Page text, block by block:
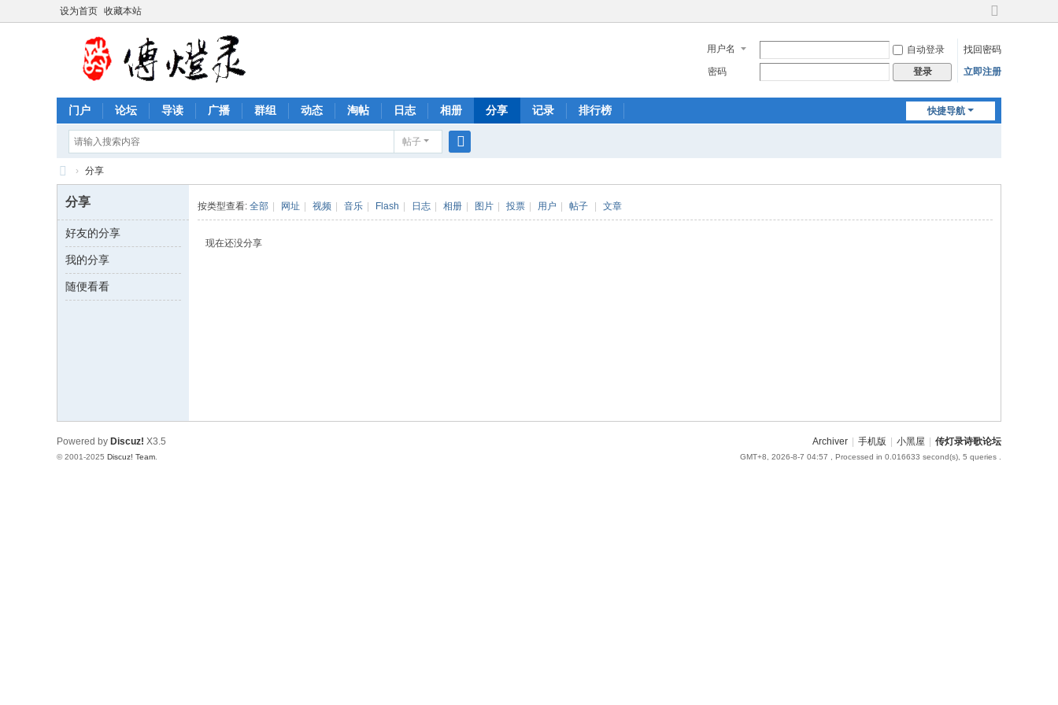
设为首页 收藏本站
切
到
宽
用户名 自动登录
找回密码
密码
登录 立即注册
快捷导航
门户 论坛 导读 广播 群组 动态 淘帖 日志 相册 分享 记录 排行榜
帖子
索
传
灯
录
诗
歌
› 分享
分享
好友的分享
我的分享
随便看看
按类型查看: 全部 网址 视频 音乐 Flash 日志 相册 图片 投票 用户 帖子 文章
现在还没分享
Archiver 手机版 小黑屋 传灯录诗歌论坛
GMT+8, 2026-8-7 04:57 , Processed in 0.016633 second(s), 5 queries .
Powered by Discuz! X3.5
© 2001-2025 Discuz! Team